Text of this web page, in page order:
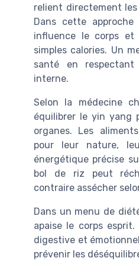
relient directement les
Dans cette
influence le corps et
simples calories. Un
santé en
interne.
Selon la médecine
équilibrer le yin yang
organes. Les
pour leur nature,
énergétique précise
bol de riz peut
contraire assécher
Dans un menu de
apaise le corps
digestive et
prévenir les